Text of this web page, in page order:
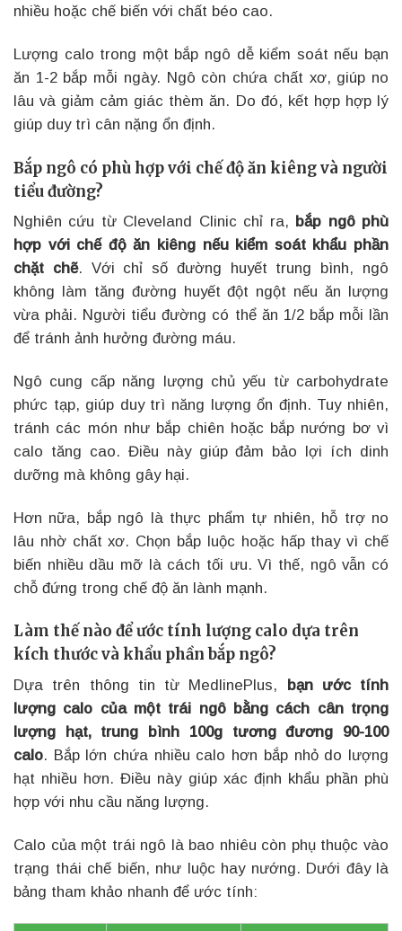
nhiều hoặc chế biến với chất béo cao.
Lượng calo trong một bắp ngô dễ kiểm soát nếu bạn
ăn 1-2 bắp mỗi ngày. Ngô còn chứa chất xơ, giúp no
lâu và giảm cảm giác thèm ăn. Do đó, kết hợp hợp lý
giúp duy trì cân nặng ổn định.
Bắp ngô có phù hợp với chế độ ăn kiêng và người
tiểu đường?
Nghiên cứu từ Cleveland Clinic chỉ ra, bắp ngô phù
hợp với chế độ ăn kiêng nếu kiểm soát khẩu phần
chặt chẽ. Với chỉ số đường huyết trung bình, ngô
không làm tăng đường huyết đột ngột nếu ăn lượng
vừa phải. Người tiểu đường có thể ăn 1/2 bắp mỗi lần
để tránh ảnh hưởng đường máu.
Ngô cung cấp năng lượng chủ yếu từ carbohydrate
phức tạp, giúp duy trì năng lượng ổn định. Tuy nhiên,
tránh các món như bắp chiên hoặc bắp nướng bơ vì
calo tăng cao. Điều này giúp đảm bảo lợi ích dinh
dưỡng mà không gây hại.
Hơn nữa, bắp ngô là thực phẩm tự nhiên, hỗ trợ no
lâu nhờ chất xơ. Chọn bắp luộc hoặc hấp thay vì chế
biến nhiều dầu mỡ là cách tối ưu. Vì thế, ngô vẫn có
chỗ đứng trong chế độ ăn lành mạnh.
Làm thế nào để ước tính lượng calo dựa trên
kích thước và khẩu phần bắp ngô?
Dựa trên thông tin từ MedlinePlus, bạn ước tính
lượng calo của một trái ngô bằng cách cân trọng
lượng hạt, trung bình 100g tương đương 90-100
calo. Bắp lớn chứa nhiều calo hơn bắp nhỏ do lượng
hạt nhiều hơn. Điều này giúp xác định khẩu phần phù
hợp với nhu cầu năng lượng.
Calo của một trái ngô là bao nhiêu còn phụ thuộc vào
trạng thái chế biến, như luộc hay nướng. Dưới đây là
bảng tham khảo nhanh để ước tính: